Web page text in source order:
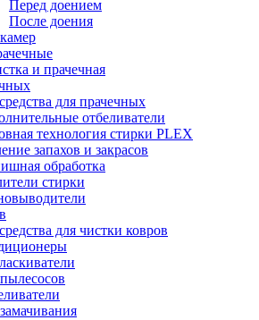
Перед доением
После доения
и прачечная
для прачечных
отбеливатели
технология стирки PLEX
запахов и закрасов
обработка
стирки
для чистки ковров